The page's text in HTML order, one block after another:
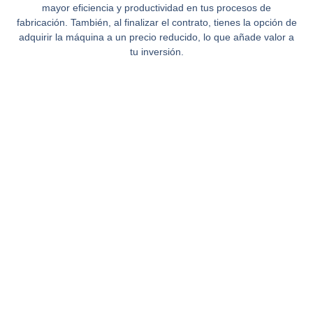
mayor eficiencia y productividad en tus procesos de
fabricación. También, al finalizar el contrato, tienes la opción de
adquirir la máquina a un precio reducido, lo que añade valor a
tu inversión.